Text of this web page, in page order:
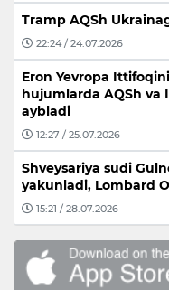
Tramp AQSh
22:24 / 24.07.2026
Eron Yevropa
hujumlarda AQSh va
aybladi
12:27 / 25.07.2026
Shveysariya sudi
yakunladi, Lombard
15:21 / 28.07.2026